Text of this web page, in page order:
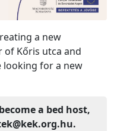
a new
Kőris utca and
looking for a new
a bed host,